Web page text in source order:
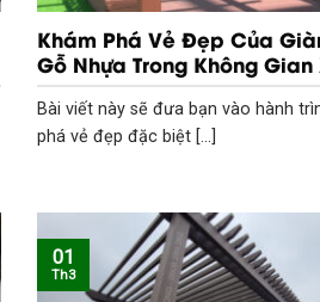
Khám Phá Vẻ Đẹp Của
Gỗ Nhựa Trong Không
Bài viết này sẽ đưa bạn vào hành
phá vẻ đẹp đặc biệt [...]
01
Th3